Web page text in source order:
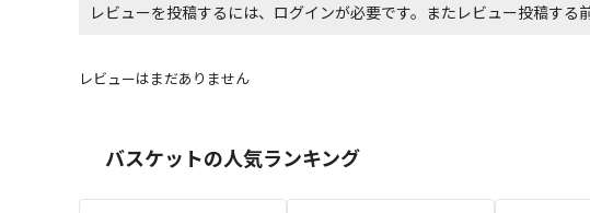
レビューを投稿するには、ログインが必要です。またレビュー投稿する
レビューはまだありません
バスケットの人気ランキング